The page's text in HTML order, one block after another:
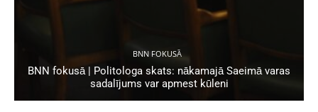
BNN FOKUSĀ
BNN fokusā | Politologa skats: nākamajā Saeimā varas
sadalījums var apmest kūleni